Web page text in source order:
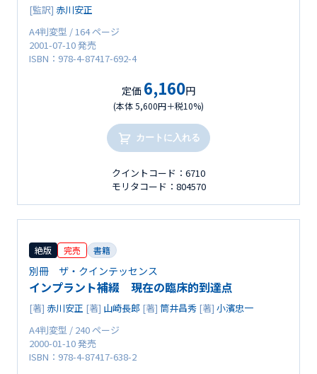
[監訳] 赤川安正
A4判変型 / 164 ページ
2001-07-10 発売
ISBN：978-4-87417-692-4
定価 6,160円
(本体 5,600円＋税10%)
カートに入れる
クイントコード：6710
モリタコード：804570
絶版 完売 書籍
別冊 ザ・クインテッセンス
インプラント補綴 現在の臨床的到達点
[著] 赤川安正 [著] 山崎長郎 [著] 筒井昌秀 [著] 小濱忠一
A4判変型 / 240 ページ
2000-01-10 発売
ISBN：978-4-87417-638-2